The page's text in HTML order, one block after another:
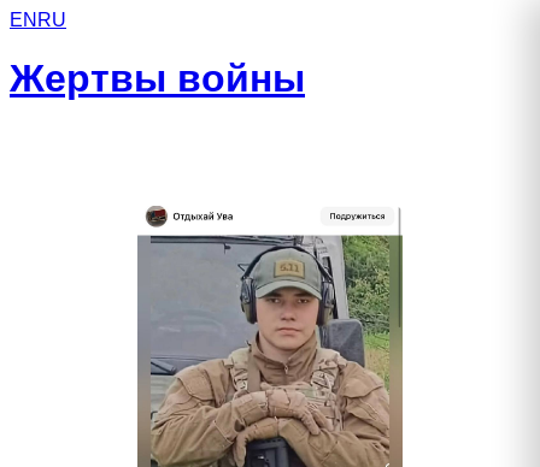
EN RU
Жертвы войны